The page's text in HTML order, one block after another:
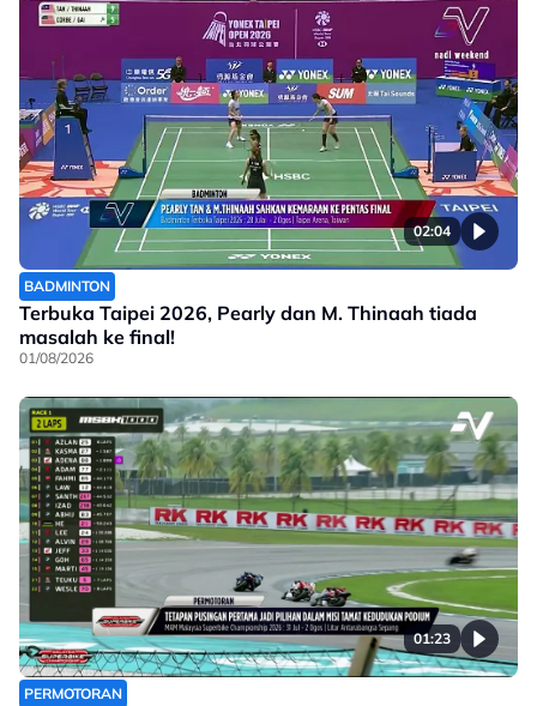
02:04
BADMINTON
Terbuka Taipei 2026, Pearly dan M. Thinaah tiada
masalah ke final!
01/08/2026
01:23
PERMOTORAN